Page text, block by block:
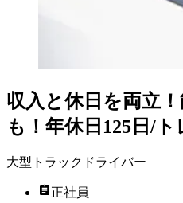
収入と休日を両立
も！年休日125日/
大型トラックドライバー
正社員